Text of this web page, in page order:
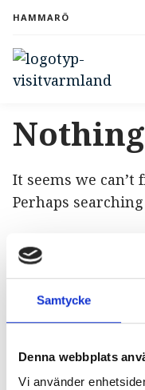
Samtycke
Denna webbplats
Vi använder
content
HAMMARÖ
It seems we
Perhaps
Recent